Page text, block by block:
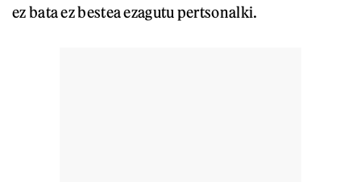
ez bata ez bestea ezagutu pertsonalki.